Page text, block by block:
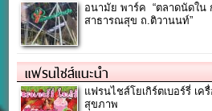
อนามัย พาร์ค “ตลาดนัดใน
สาธารณสุข ถ.ติวานนท์”
แฟรนไชส์แนะนำ
แฟรนไชส์โยเกิร์ตเบอร์รี่ เค
สุขภาพ